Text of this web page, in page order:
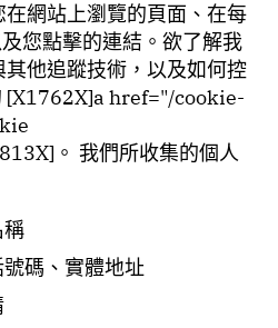
網站上瀏覽的頁面、在每
您點擊的連結。欲了解我
他追蹤技術，以及如何控
[X1762X]a href="/cookie-
。 我們所收集的個人
碼、實體地址